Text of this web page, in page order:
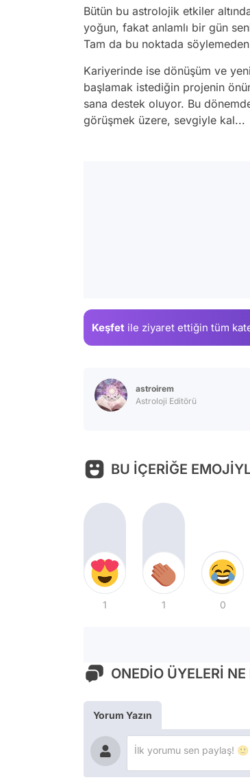
Bütün bu astrolojik etkiler
yoğun, fakat anlamlı bir gün
Tam da bu noktada
Kariyerinde ise dönüşüm ve
başlamak istediğin projenin
sana destek oluyor. Bu
görüşmek üzere, sevgiyle kal...
Keşfet ile ziyaret ettiğin tüm
astroirem
Astroloji Editörü
BU İÇERİĞE
1 1 0
ONEDİO ÜYELERİ NE
Yorum Yazın